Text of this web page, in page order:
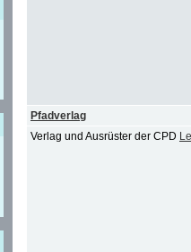
Pfadverlag
Verlag und Ausrüster der CPD